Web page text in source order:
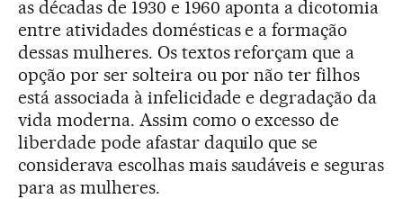
as décadas de 1930 e 1960 aponta a dicotomia
entre atividades domésticas e a formação
dessas mulheres. Os textos reforçam que a
opção por ser solteira ou por não ter filhos
está associada à infelicidade e degradação da
vida moderna. Assim como o excesso de
liberdade pode afastar daquilo que se
considerava escolhas mais saudáveis e seguras
para as mulheres.